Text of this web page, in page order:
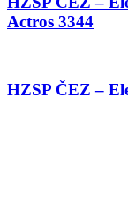
Actros 3344
HZSP ČEZ –